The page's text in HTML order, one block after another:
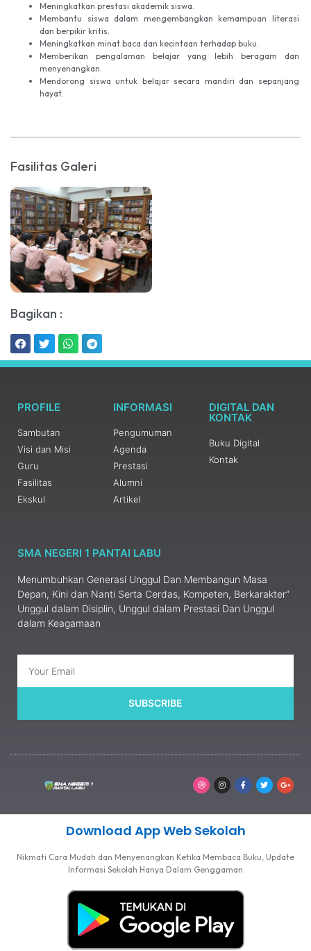
Meningkatkan prestasi akademik siswa.
Membantu siswa dalam mengembangkan kemampuan literasi
dan berpikir kritis.
Meningkatkan minat baca dan kecintaan terhadap buku.
Memberikan pengalaman belajar yang lebih beragam dan
menyenangkan.
Mendorong siswa untuk belajar secara mandiri dan sepanjang
hayat.
Fasilitas Galeri
Bagikan :
PROFILE
Sambutan
Visi dan Misi
Guru
Fasilitas
Ekskul
INFORMASI
Pengumuman
Agenda
Prestasi
Alumni
Artikel
DIGITAL DAN
KONTAK
Buku Digital
Kontak
SMA NEGERI 1 PANTAI LABU
Menumbuhkan Generasi Unggul Dan Membangun Masa
Depan, Kini dan Nanti Serta Cerdas, Kompeten, Berkarakter”
Unggul dalam Disiplin, Unggul dalam Prestasi Dan Unggul
dalam Keagamaan
SUBSCRIBE
Download App Web Sekolah
Nikmati Cara Mudah dan Menyenangkan Ketika Membaca Buku, Update
Informasi Sekolah Hanya Dalam Genggaman